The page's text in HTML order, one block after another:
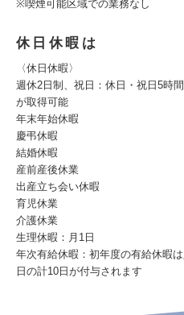
※喫煙可能区域での業務なし
休日休暇は
〈休日休暇〉
週休2日制、祝日：休日・祝日5時
が取得可能
年末年始休暇
慶弔休暇
結婚休暇
産前産後休業
出産立ち会い休暇
育児休業
介護休業
生理休暇：月1日
年次有給休暇：初年度の有給休暇
日の計10日が付与されます